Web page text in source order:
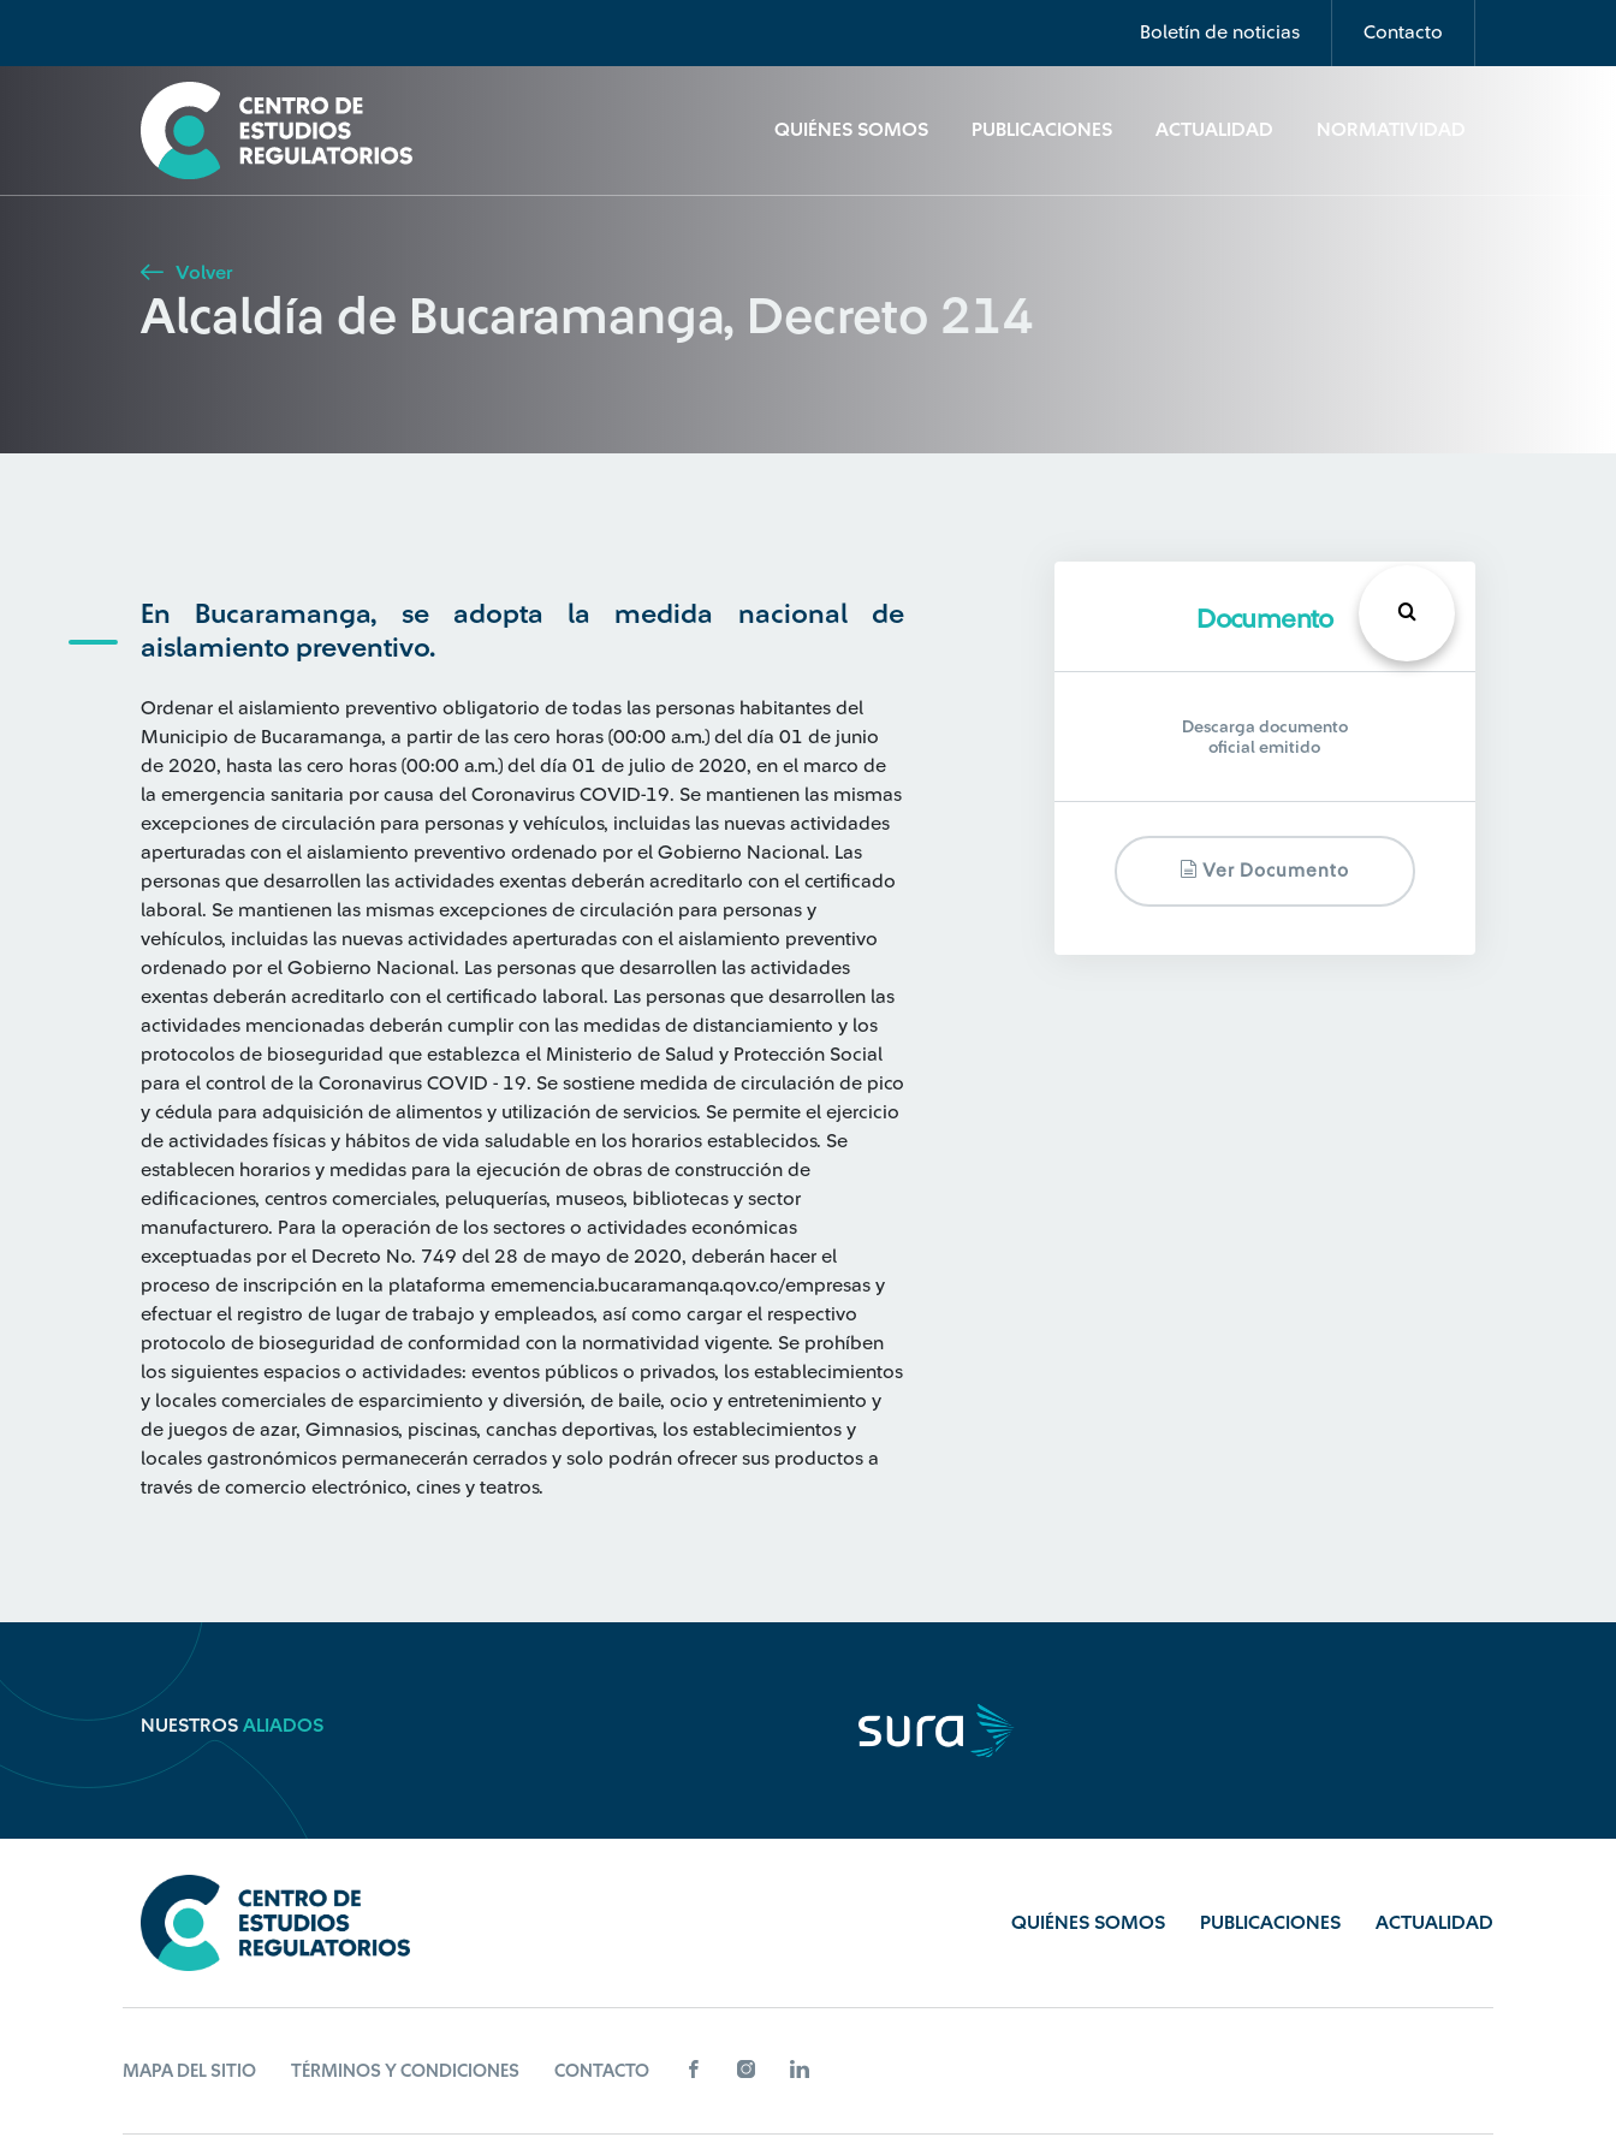
Boletín de noticias Contacto
QUIÉNES SOMOS PUBLICACIONES ACTUALIDAD NORMATIVIDAD
Seleccione país
Buscar
Volver
Alcaldía de Bucaramanga, Decreto 214
En Bucaramanga, se adopta la medida nacional de
aislamiento preventivo.
Ordenar el aislamiento preventivo obligatorio de todas las personas habitantes del
Municipio de Bucaramanga, a partir de las cero horas (00:00 a.m.) del día 01 de junio
de 2020, hasta las cero horas (00:00 a.m.) del día 01 de julio de 2020, en el marco de
la emergencia sanitaria por causa del Coronavirus COVID-19. Se mantienen las mismas
excepciones de circulación para personas y vehículos, incluidas las nuevas actividades
aperturadas con el aislamiento preventivo ordenado por el Gobierno Nacional. Las
personas que desarrollen las actividades exentas deberán acreditarlo con el certificado
laboral. Se mantienen las mismas excepciones de circulación para personas y
vehículos, incluidas las nuevas actividades aperturadas con el aislamiento preventivo
ordenado por el Gobierno Nacional. Las personas que desarrollen las actividades
exentas deberán acreditarlo con el certificado laboral. Las personas que desarrollen las
actividades mencionadas deberán cumplir con las medidas de distanciamiento y los
protocolos de bioseguridad que establezca el Ministerio de Salud y Protección Social
para el control de la Coronavirus COVID - 19. Se sostiene medida de circulación de pico
y cédula para adquisición de alimentos y utilización de servicios. Se permite el ejercicio
de actividades físicas y hábitos de vida saludable en los horarios establecidos. Se
establecen horarios y medidas para la ejecución de obras de construcción de
edificaciones, centros comerciales, peluquerías, museos, bibliotecas y sector
manufacturero. Para la operación de los sectores o actividades económicas
exceptuadas por el Decreto No. 749 del 28 de mayo de 2020, deberán hacer el
proceso de inscripción en la plataforma ememencia.bucaramanqa.qov.co/empresas y
efectuar el registro de lugar de trabajo y empleados, así como cargar el respectivo
protocolo de bioseguridad de conformidad con la normatividad vigente. Se prohíben
los siguientes espacios o actividades: eventos públicos o privados, los establecimientos
y locales comerciales de esparcimiento y diversión, de baile, ocio y entretenimiento y
de juegos de azar, Gimnasios, piscinas, canchas deportivas, los establecimientos y
locales gastronómicos permanecerán cerrados y solo podrán ofrecer sus productos a
través de comercio electrónico, cines y teatros.
Documento
Descarga documento
oficial emitido
Ver Documento
NUESTROS ALIADOS
QUIÉNES SOMOS PUBLICACIONES ACTUALIDAD
MAPA DEL SITIO TÉRMINOS Y CONDICIONES CONTACTO